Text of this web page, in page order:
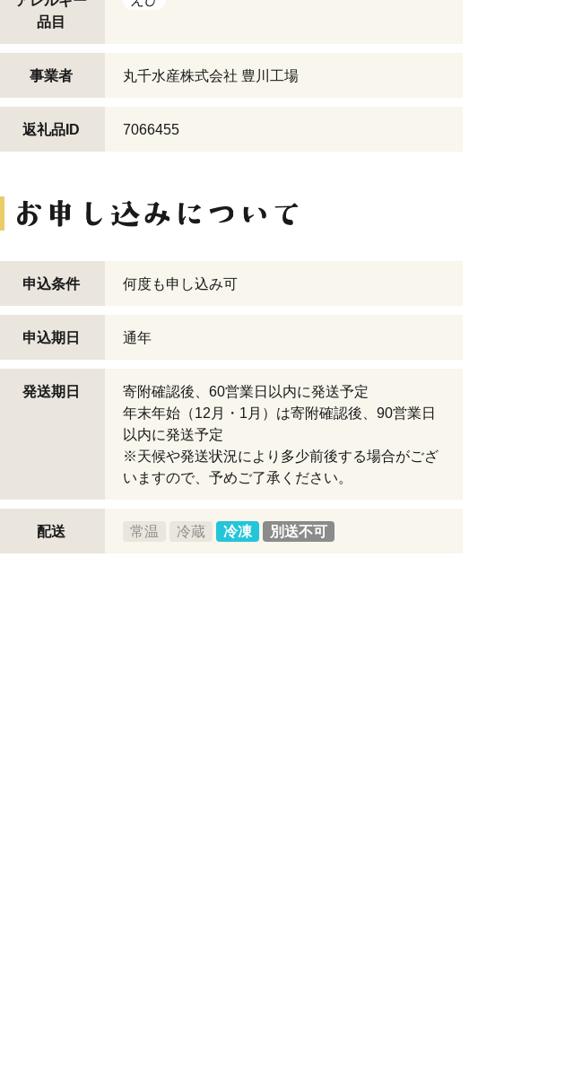
品目
事業者 丸千水産株式会社 豊川工場
返礼品ID 7066455
申込条件 何度も申し込み可
申込期日 通年
発送期日
寄附確認後、60営業日以内に発送予定
年末年始（12月・1月）は寄附確認後、90営業日
以内に発送予定
※天候や発送状況により多少前後する場合がござ
いますので、予めご了承ください。
配送 常温 冷蔵 冷凍 別送不可